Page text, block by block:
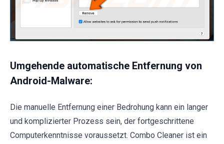
Umgehende automatische Entfernung von
Android-Malware:
Die manuelle Entfernung einer Bedrohung kann ein langer
und komplizierter Prozess sein, der fortgeschrittene
Computerkenntnisse voraussetzt. Combo Cleaner ist ein